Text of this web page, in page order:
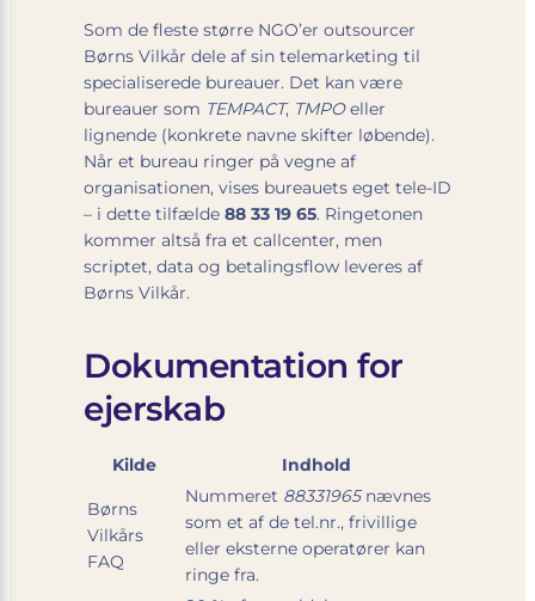
Som de fleste større NGO’er outsourcer
Børns Vilkår dele af sin telemarketing til
specialiserede bureauer. Det kan være
bureauer som TEMPACT, TMPOeller
lignende (konkrete navne skifter løbende).
Når et bureau ringer på vegne af
organisationen, vises bureauets eget tele-ID
– i dette tilfælde 88 33 19 65. Ringetonen
kommer altså fra et callcenter, men
scriptet, data og betalingsflow leveres af
Børns Vilkår.
Dokumentation for
ejerskab
Kilde Indhold
Børns
Vilkårs
FAQ
Nummeret 88331965nævnes
som et af de tel.nr., frivillige
eller eksterne operatører kan
ringe fra.